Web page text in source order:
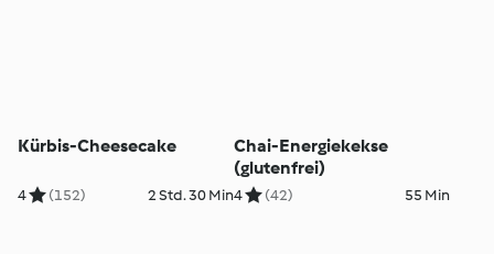
Kürbis-Cheesecake
4 (152) 2 Std. 30 Min
Chai-Energiekekse
(glutenfrei)
4 (42) 55 Min